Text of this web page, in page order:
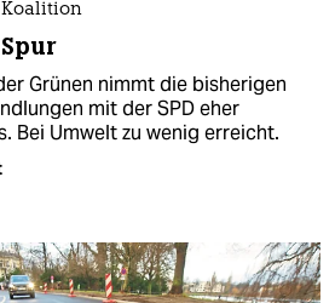
Grünen nimmt die bisherigen
mit der SPD eher
Bei Umwelt zu wenig erreicht.